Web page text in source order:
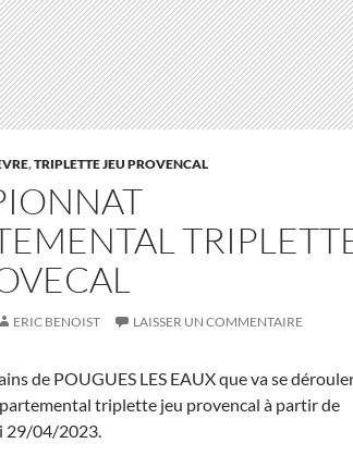
,TRIPLETTE JEU PROVENCAL
ERIC BENOIST LAISSER UN COMMENTAIRE
de POUGUES LES EAUX que va se
triplette jeu provencal à partir de
29/04/2023.